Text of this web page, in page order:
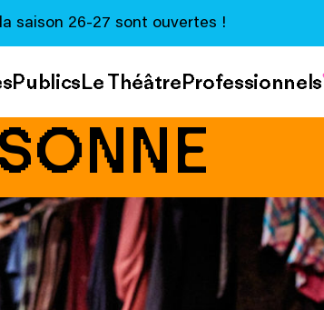
saison 26-27 sont ouvertes !
PublicsLe ThéâtreProfessionnels